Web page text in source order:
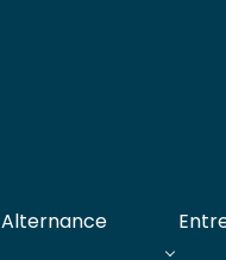
Alternance